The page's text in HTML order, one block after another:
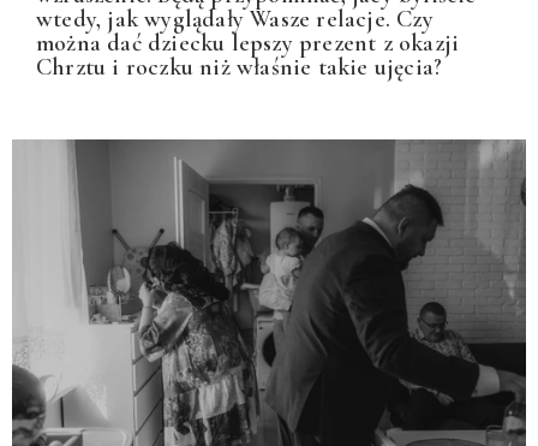
wtedy, jak wyglądały Wasze relacje. Czy
można dać dziecku lepszy prezent z okazji
Chrztu i roczku niż właśnie takie ujęcia?